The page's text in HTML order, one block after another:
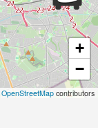
+
−
OpenStreetMap contributors